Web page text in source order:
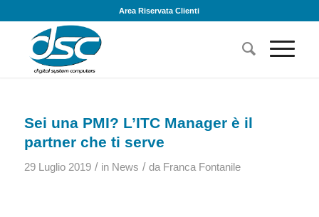
Area Riservata Clienti
Sei una PMI? L’ITC Manager è il
partner che ti serve
29 Luglio 2019 / in News / da Franca Fontanile